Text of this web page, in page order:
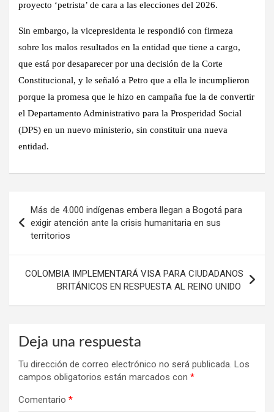
proyecto ‘petrista’ de cara a las elecciones del 2026.
Sin embargo, la vicepresidenta le respondió con firmeza
sobre los malos resultados en la entidad que tiene a cargo,
que está por desaparecer por una decisión de la Corte
Constitucional, y le señaló a Petro que a ella le incumplieron
porque la promesa que le hizo en campaña fue la de convertir
el Departamento Administrativo para la Prosperidad Social
(DPS) en un nuevo ministerio, sin constituir una nueva
entidad.
de
entradas
Más de 4.000 indígenas embera llegan a Bogotá para
exigir atención ante la crisis humanitaria en sus
territorios
COLOMBIA IMPLEMENTARÁ VISA PARA CIUDADANOS
BRITÁNICOS EN RESPUESTA AL REINO UNIDO
Deja una respuesta
Tu dirección de correo electrónico no será publicada. Los
campos obligatorios están marcados con *
Comentario *